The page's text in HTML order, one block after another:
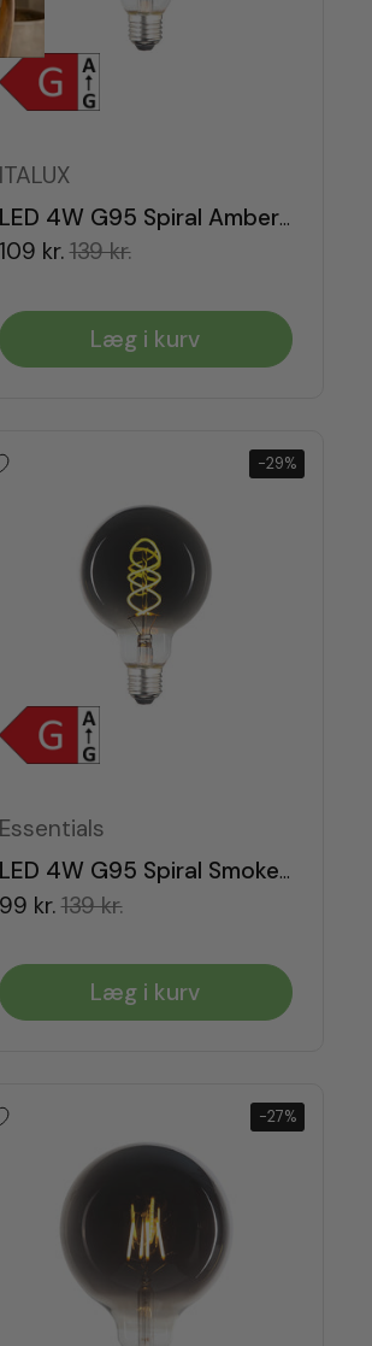
ITALUX
LED 4W G95 Spiral Amber Dæmpbar E27
109 kr. 139 kr.
Læg i kurv
-29%
Essentials
LED 4W G95 Spiral Smoke Dæmpbar E27
99 kr. 139 kr.
Læg i kurv
-27%